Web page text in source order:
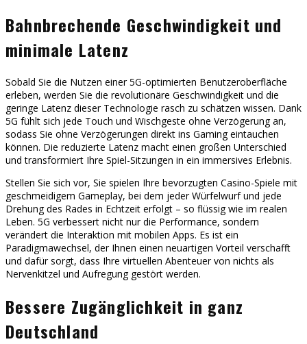
Bahnbrechende Geschwindigkeit und
minimale Latenz
Sobald Sie die Nutzen einer 5G-optimierten Benutzeroberfläche
erleben, werden Sie die revolutionäre Geschwindigkeit und die
geringe Latenz dieser Technologie rasch zu schätzen wissen. Dank
5G fühlt sich jede Touch und Wischgeste ohne Verzögerung an,
sodass Sie ohne Verzögerungen direkt ins Gaming eintauchen
können. Die reduzierte Latenz macht einen großen Unterschied
und transformiert Ihre Spiel-Sitzungen in ein immersives Erlebnis.
Stellen Sie sich vor, Sie spielen Ihre bevorzugten Casino-Spiele mit
geschmeidigem Gameplay, bei dem jeder Würfelwurf und jede
Drehung des Rades in Echtzeit erfolgt – so flüssig wie im realen
Leben. 5G verbessert nicht nur die Performance, sondern
verändert die Interaktion mit mobilen Apps. Es ist ein
Paradigmawechsel, der Ihnen einen neuartigen Vorteil verschafft
und dafür sorgt, dass Ihre virtuellen Abenteuer von nichts als
Nervenkitzel und Aufregung gestört werden.
Bessere Zugänglichkeit in ganz
Deutschland